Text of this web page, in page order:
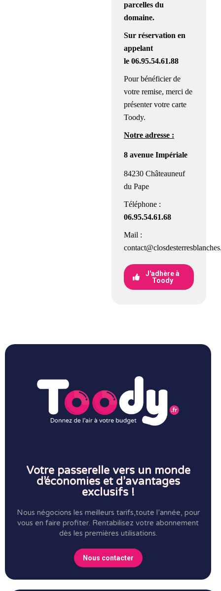
parcelles du
domaine.
Sur réservation en
appelant
le 06.95.54.61.88
Pour bénéficier de
votre remise, merci de
présenter votre carte
Toody.
Notre adresse :
8 avenue Impériale
84230 Châteauneuf
du Pape
Téléphone :
06.95.54.61.68
Mail :
J'adhère à
Toody
Votre passerelle vers un monde
d’économies et d’avantages
exclusifs !
Nous négocions les meilleurs tarifs,toute l’année, pour
vous en faire profiter. Rentabilisez votre abonnement
dès les premières utilisations.
Nous contacter